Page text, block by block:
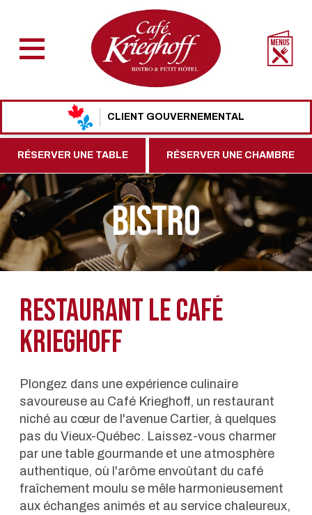
RÉSERVER UNE TABLE
CLIENT GOUVERNEMENTAL
RÉSERVER UNE CHAMBRE
BISTRO
RESTAURANT LE CAFÉ
KRIEGHOFF
Plongez dans une expérience culinaire
savoureuse au Café Krieghoff, un restaurant
niché au cœur de l'avenue Cartier, à quelques
pas du Vieux-Québec. Laissez-vous charmer
par une table gourmande et une atmosphère
authentique, où l'arôme envoûtant du café
fraîchement moulu se mêle harmonieusement
aux échanges animés et au service chaleureux,